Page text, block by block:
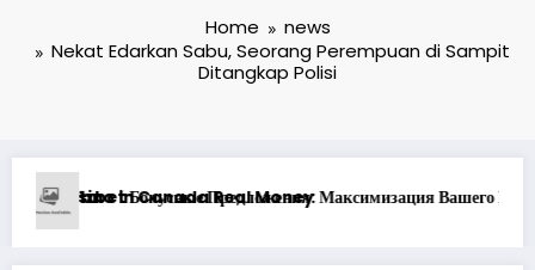
Home
news
Nekat Edarkan Sabu, Seorang Perempuan di Sampit
Ditangkap Polisi
Опыта
Ən yaxşı Pinco mərclərdə real qazanc ssenariləri ilə